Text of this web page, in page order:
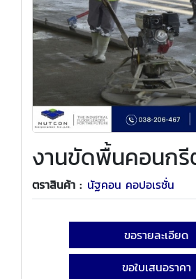
งานขัดพื้นคอนก
ตราสินค้า : นัฐคอน คอปอเรชั่น
ขอรายละเอียด
ขอใบเสนอราคา